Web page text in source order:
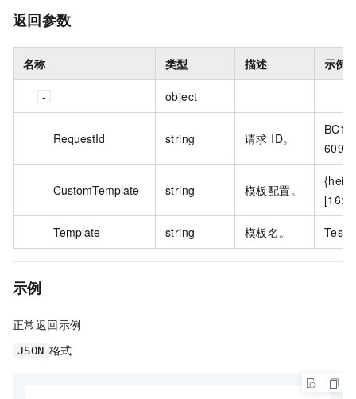
返回参数
名称 类型 描述 示例
object
RequestId string 请求 ID。
CustomTemplate string 模板配置。
Template string 模板名。
示例
正常返回示例
JSON 格式